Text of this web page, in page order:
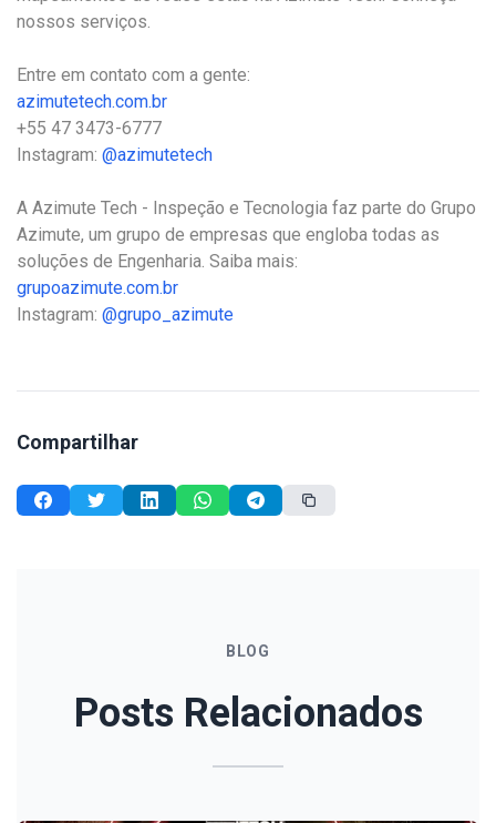
nossos serviços.
Entre em contato com a gente:
azimutetech.com.br
+55 47 3473-6777
Instagram: @azimutetech
A Azimute Tech - Inspeção e Tecnologia faz parte do Grupo
Azimute, um grupo de empresas que engloba todas as
soluções de Engenharia. Saiba mais:
grupoazimute.com.br
Instagram: @grupo_azimute
Compartilhar
BLOG
Posts Relacionados